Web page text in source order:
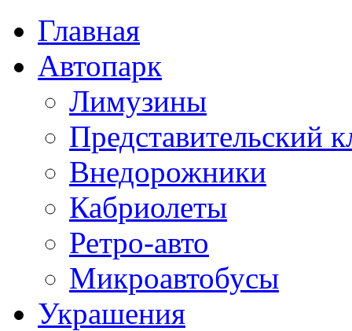
Главная
Автопарк
Лимузины
Представительский
Внедорожники
Кабриолеты
Ретро-авто
Микроавтобусы
Украшения